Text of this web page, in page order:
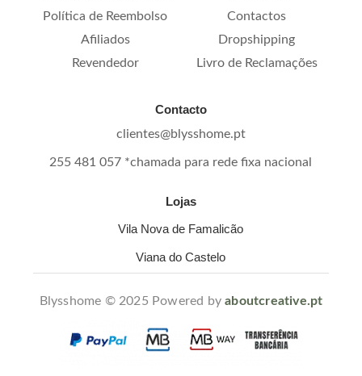
Política de Reembolso
Contactos
Afiliados
Dropshipping
Revendedor
Livro de Reclamações
Contacto
clientes@blysshome.pt
255 481 057 *chamada para rede fixa nacional
Lojas
Vila Nova de Famalicão
Viana do Castelo
Blysshome © 2025 Powered byaboutcreative.pt